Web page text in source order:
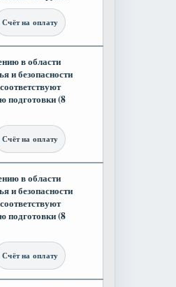
Счёт на оплату
в области
и безопасности
подготовки (8
Счёт на оплату
в области
и безопасности
подготовки (8
Счёт на оплату